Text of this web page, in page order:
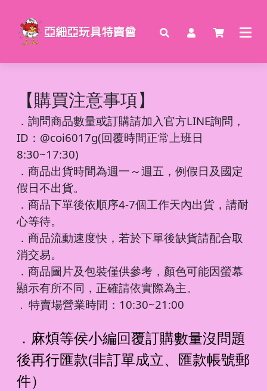
【購買注意事項】
． 詢問商品數量或訂購請加入官方LINE詢問，
ID：@coi6017g(回覆時間正常上班日
8:30~17:30)
．商品出貨時間為週一～週五，例假日及國定
假日不出貨。
．商品下單後依順序4-7個工作天內出貨，請耐
心等待。
．商品流動速度快，若於下單後缺貨請配合取
消交易。
．商品圖片及包裝僅供參考，顏色可能因螢幕
顯示有所不同，正確請依實際為主。
． 特賣場營業時間：10:30~21:00
．麻煩等侯小編回覆訂購數量沒問題
後再行匯款(非訂單成立、匯款帳號郵
件）